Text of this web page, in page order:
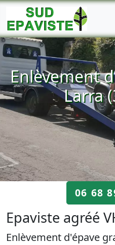
Enlèvement
Larra
06 68
Epaviste agréé
Enlèvement d'épave